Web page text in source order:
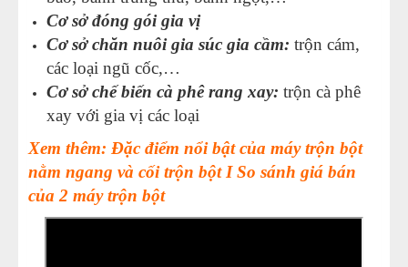
Cơ sở đóng gói gia vị
Cơ sở chăn nuôi gia súc gia cầm: trộn cám,
các loại ngũ cốc,…
Cơ sở chế biến cà phê rang xay: trộn cà phê
xay với gia vị các loại
Xem thêm: Đặc điểm nổi bật của máy trộn bột
nằm ngang và cối trộn bột I So sánh giá bán
của 2 máy trộn bột